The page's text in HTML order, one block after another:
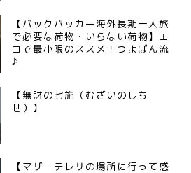
【バックパッカー海外長期一人旅
で必要な荷物・いらない荷物】エ
コで最小限のススメ！つよぽん流
♪
【無財の七施（むざいのしち
せ）】
【マザーテレサの場所に行って感